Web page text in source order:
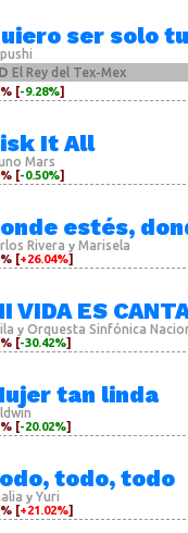
ser solo
El Rey del Tex-Mex
[-9.28%]
It All
Mars
[-0.50%]
estés,
Rivera y Marisela
[+26.04%]
VIDA ES
y Orquesta Sinfónica
[-30.42%]
tan linda
[-20.02%]
todo, todo
y Yuri
[+21.02%]